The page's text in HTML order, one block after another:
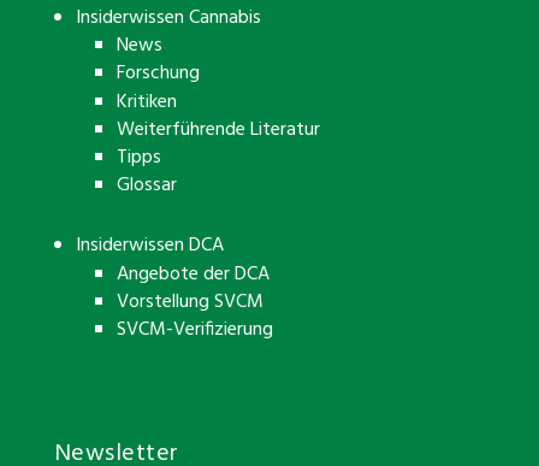
Insiderwissen Cannabis
News
Forschung
Kritiken
Weiterführende Literatur
Tipps
Glossar
Insiderwissen DCA
Angebote der DCA
Vorstellung SVCM
SVCM-Verifizierung
Newsletter